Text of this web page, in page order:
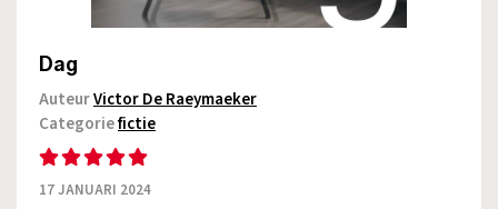
Dag
AuteurVictor De Raeymaeker
Categoriefictie
17 JANUARI 2024